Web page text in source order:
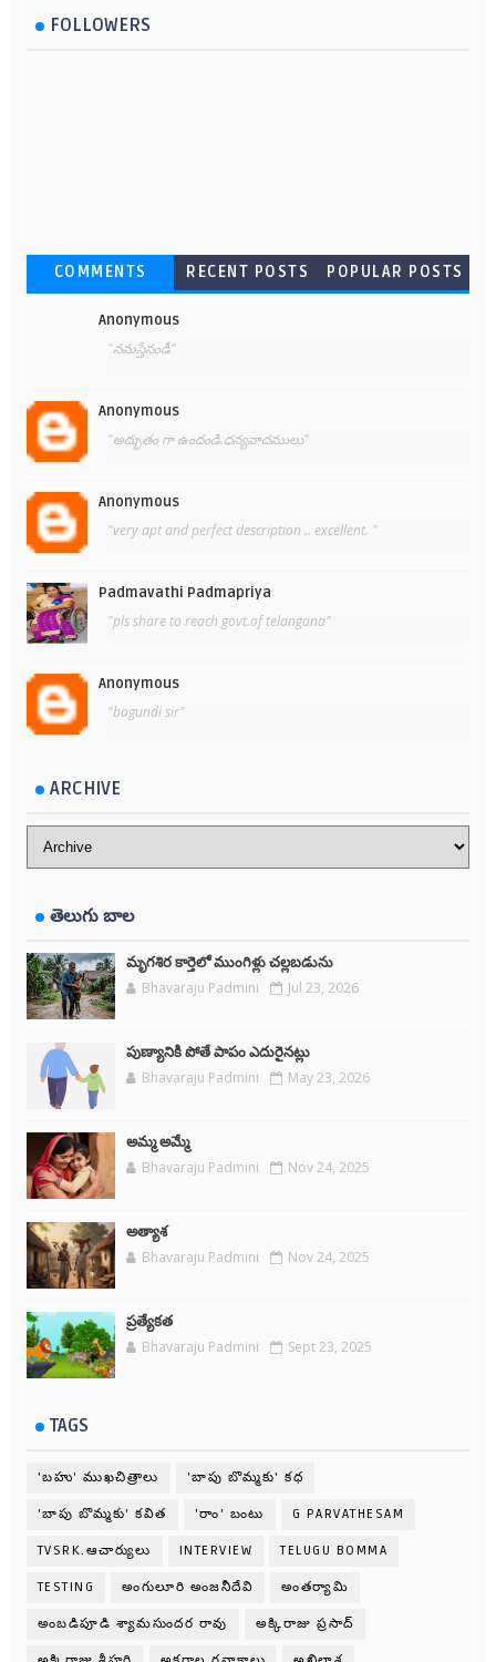
FOLLOWERS
COMMENTS RECENT POSTS POPULAR POSTS
Anonymous
"నమస్తేనండీ"
Anonymous
"అద్భుతం గా ఉందండి.ధన్యవాదములు"
Anonymous
"very apt and perfect description .. excellent. "
Padmavathi Padmapriya
"pls share to reach govt.of telangana"
Anonymous
"bagundi sir"
ARCHIVE
తెలుగు బాల
మృగశిర కార్తెలో ముంగిళ్లు చల్లబడును
Bhavaraju Padmini Jul 23, 2026
పుణ్యానికి పోతే పాపం ఎదురైనట్లు
Bhavaraju Padmini May 23, 2026
అమ్మ అమ్మే
Bhavaraju Padmini Nov 24, 2025
అత్యాశ
Bhavaraju Padmini Nov 24, 2025
ప్రత్యేకత
Bhavaraju Padmini Sept 23, 2025
TAGS
'బహు' ముఖచిత్రాలు 'బాపు బొమ్మకు' కధ
'బాపు బొమ్మకు' కవిత 'రాం' బంటు G PARVATHESAM
TVSRK.ఆచార్యులు INTERVIEW TELUGU BOMMA
TESTING అంగులూరి అంజనీదేవి అంతర్యామి
అంబడిపూడి శ్యామసుందర రావు అక్కిరాజు ప్రసాద్